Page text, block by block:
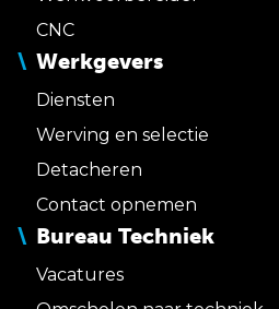
CNC
Werkgevers
Diensten
Werving en selectie
Detacheren
Contact opnemen
Bureau Techniek
Vacatures